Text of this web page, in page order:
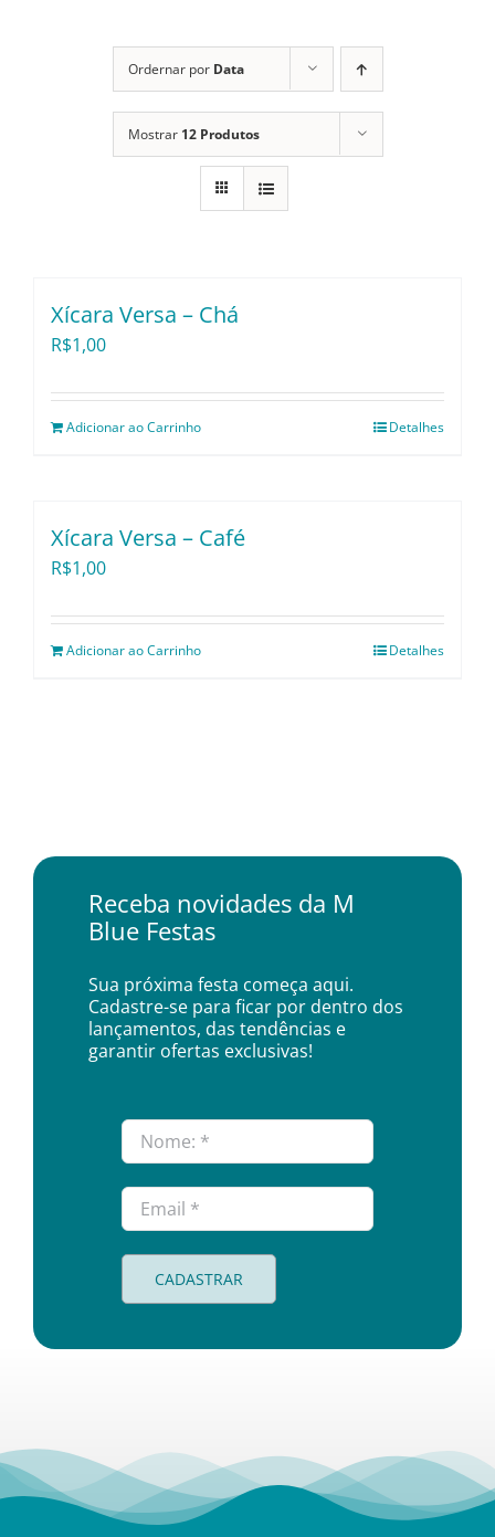
Itens Decorativos
Mobiliário
Prata
Rechauds e Panelas
Saladeiras e Fruteiras
Toalhas e Guardanapos
Travessas e Bandejas
Utensílios e Diversos
Ordernar por Data
Mostrar 12 Produtos
Xícara Versa – Chá
R$1,00
Adicionar ao Carrinho Detalhes
Xícara Versa – Café
R$1,00
Adicionar ao Carrinho Detalhes
Receba novidades da M
Blue Festas
Sua próxima festa começa aqui.
Cadastre-se para ficar por dentro dos
lançamentos, das tendências e
garantir ofertas exclusivas!
CADASTRAR